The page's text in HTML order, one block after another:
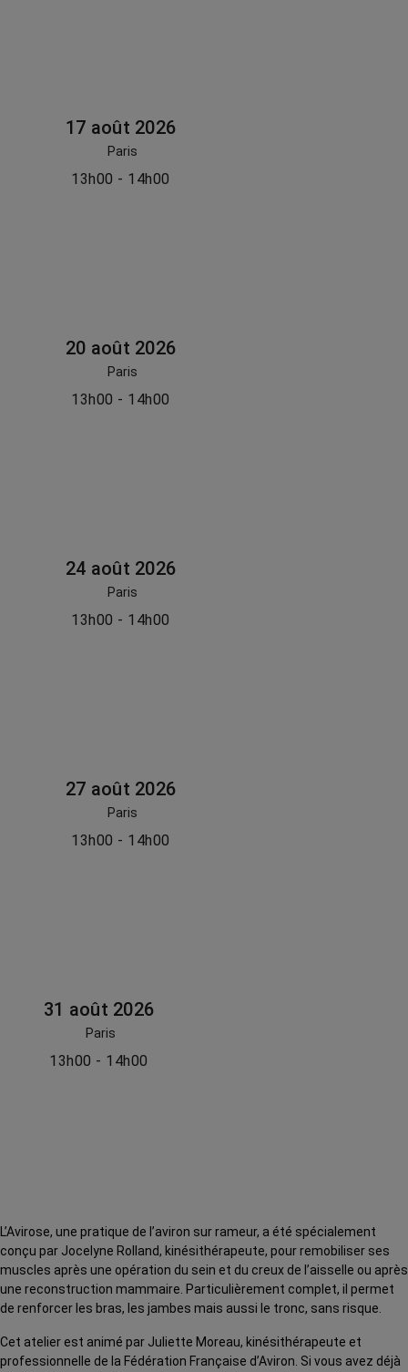
17 août 2026
Paris
13h00 - 14h00
20 août 2026
Paris
13h00 - 14h00
24 août 2026
Paris
13h00 - 14h00
27 août 2026
Paris
13h00 - 14h00
31 août 2026
Paris
13h00 - 14h00
L’Avirose, une pratique de l’aviron sur rameur, a été spécialement
conçu par Jocelyne Rolland, kinésithérapeute, pour remobiliser ses
muscles après une opération du sein et du creux de l’aisselle ou après
une reconstruction mammaire. Particulièrement complet, il permet
de renforcer les bras, les jambes mais aussi le tronc, sans risque.
Cet atelier est animé par Juliette Moreau, kinésithérapeute et
professionnelle de la Fédération Française d’Aviron. Si vous avez déjà